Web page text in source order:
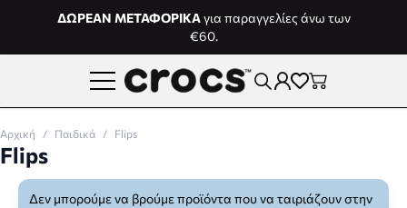
Μετάβαση στο περιεχόμενο
ΔΩΡΕΑΝ ΜΕΤΑΦΟΡΙΚΑγια παραγγελίες άνω των
€60.
Αρχική / Παιδικά / Flips
Flips
Δεν μπορούμε να βρούμε προϊόντα που να ταιριάζουν στην